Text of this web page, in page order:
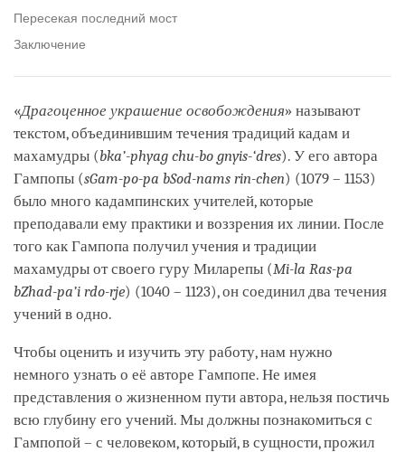
Пересекая последний мост
Заключение
«Драгоценное украшение освобождения» называют
текстом, объединившим течения традиций кадам и
махамудры (bka’-phyag chu-bo gnyis-‘dres). У его автора
Гампопы (sGam-po-pa bSod-nams rin-chen) (1079 – 1153)
было много кадампинских учителей, которые
преподавали ему практики и воззрения их линии. После
того как Гампопа получил учения и традиции
махамудры от своего гуру Миларепы (Mi-la Ras-pa
bZhad-pa’i rdo-rje) (1040 – 1123), он соединил два течения
учений в одно.
Чтобы оценить и изучить эту работу, нам нужно
немного узнать о её авторе Гампопе. Не имея
представления о жизненном пути автора, нельзя постичь
всю глубину его учений. Мы должны познакомиться с
Гампопой – с человеком, который, в сущности, прожил